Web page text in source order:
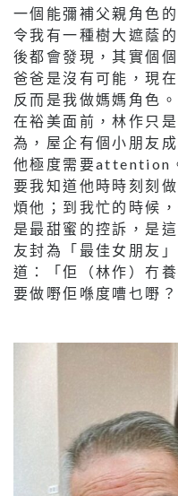
一個能彌補父親角色
令我有一種樹大遮蔭
後都會發現，其實個
爸爸是沒有可能，現
反而是我做媽媽角色。
在裕美面前，林作只
為，屋企有個小朋友
他極度需要attention
要我知道他時時刻刻
煩他；到我忙的時候
是最甜蜜的控訴，是
友封為「最佳女朋友
道：「佢（林作）冇
要做嘢佢喺度嘈乜嘢？